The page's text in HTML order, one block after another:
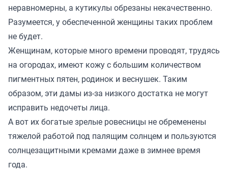
неравномерны, а кутикулы обрезаны некачественно.
Разумеется, у обеспеченной женщины таких проблем
не будет.
Женщинам, которые много времени проводят, трудясь
на огородах, имеют кожу с большим количеством
пигментных пятен, родинок и веснушек. Таким
образом, эти дамы из-за низкого достатка не могут
исправить недочеты лица.
А вот их богатые зрелые ровесницы не обременены
тяжелой работой под палящим солнцем и пользуются
солнцезащитными кремами даже в зимнее время
года.